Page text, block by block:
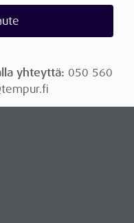
yhteyttä: 050 560